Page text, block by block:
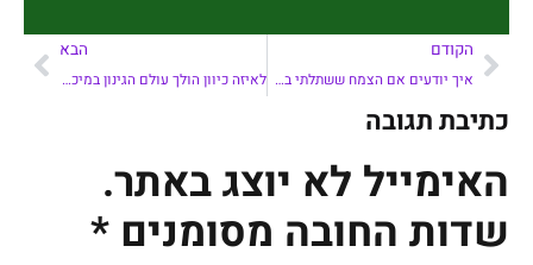
הקודם
איך יודעים אם הצמח ששתלתי באדנית נקלט?
הבא
לאיזה כיוון הולך עולם הגינון במיכלים?
כתיבת תגובה
האימייל לא יוצג באתר.
שדות החובה מסומנים *